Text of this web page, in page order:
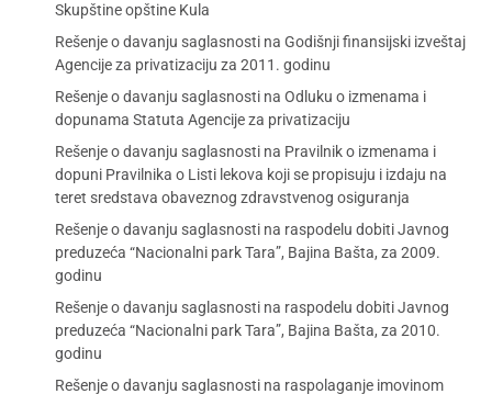
Skupštine opštine Kula
Rešenje o davanju saglasnosti na Godišnji finansijski izveštaj
Agencije za privatizaciju za 2011. godinu
Rešenje o davanju saglasnosti na Odluku o izmenama i
dopunama Statuta Agencije za privatizaciju
Rešenje o davanju saglasnosti na Pravilnik o izmenama i
dopuni Pravilnika o Listi lekova koji se propisuju i izdaju na
teret sredstava obaveznog zdravstvenog osiguranja
Rešenje o davanju saglasnosti na raspodelu dobiti Javnog
preduzeća “Nacionalni park Tara”, Bajina Bašta, za 2009.
godinu
Rešenje o davanju saglasnosti na raspodelu dobiti Javnog
preduzeća “Nacionalni park Tara”, Bajina Bašta, za 2010.
godinu
Rešenje o davanju saglasnosti na raspolaganje imovinom